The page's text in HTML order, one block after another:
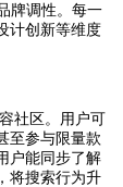
牌调性。每一
计创新等维度
社区。用户可
至参与限量款
户能同步了解
将搜索行为升